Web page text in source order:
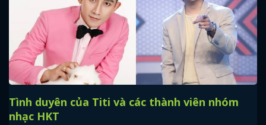
x
ĐĂNG NHẬP
FACEBOOK GOOGLE
Tình duyên của Titi và các thành viên nhóm
nhạc HKT